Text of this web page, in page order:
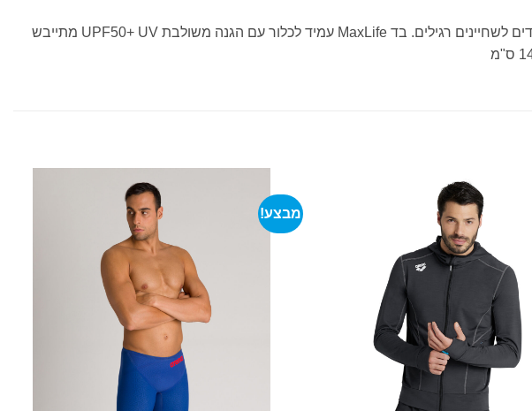
מכנסי השחייה המושכים את העין ועמידים במיוחד בגזרה נמוכה במותניים מכנסיים Crazy Skulls Carnival מיועדים לשחיינים רגילים. בד MaxLife עמיד לכלור עם הגנה משולבת UPF50+ UV מתייבש
מבצע!